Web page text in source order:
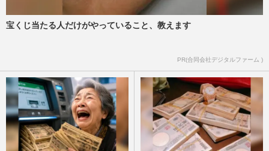
宝くじ当たる人だけがやっていること、教えます
PR(合同会社デジタルファーム )